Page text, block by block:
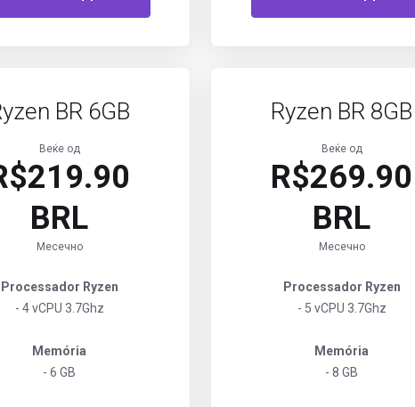
BR 6GB
Веќе од
BRL
Месечно
Processador Ryzen
- 4 vCPU 3.7Ghz
Memória
- 6 GB
Ryzen BR 8GB
Веќе од
R$269.90
BRL
Месечно
Processador Ryzen
- 5 vCPU 3.7Ghz
Memória
- 8 GB